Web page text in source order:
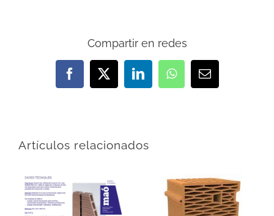
Compartir en redes
Facebook
X LinkedInWhatsAppCorreo
electrónico
Artículos relacionados